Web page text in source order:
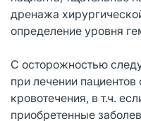
дренажа
определение уровня
С осторожностью
при лечении
кровотечения, в т.ч.
приобретенные